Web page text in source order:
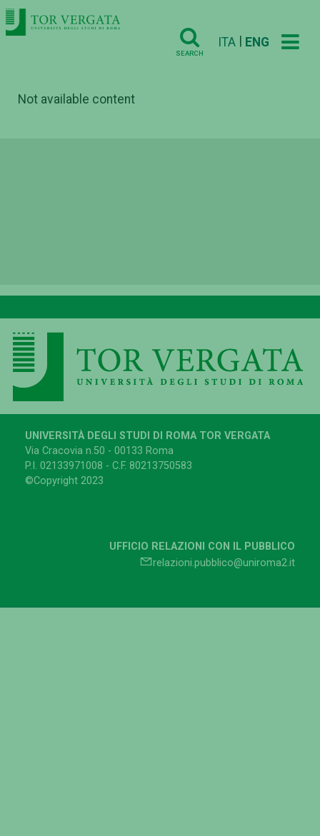
SEARCH
ITA ENG
Not available content
UNIVERSITÀ DEGLI STUDI DI ROMA TOR VERGATA
Via Cracovia n.50 - 00133 Roma
P.I. 02133971008 - C.F. 80213750583
©Copyright 2023
UFFICIO RELAZIONI CON IL PUBBLICO
relazioni.pubblico@uniroma2.it